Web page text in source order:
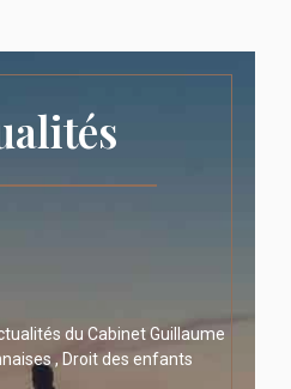
du Cabinet Guillaume
, Droit des enfants